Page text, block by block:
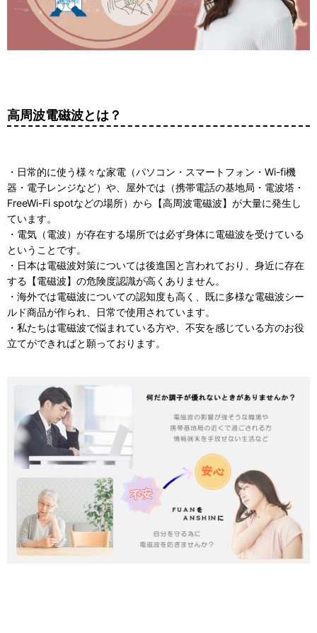
高周波電磁波とは？
・日常的に使う様々な家電（パソコン・スマートフォン・Wi-fi機
器・電子レンジなど）や、屋外では（携帯電話の基地局・電波塔・
FreeWi-Fi spotなどの場所）から【高周波電磁波】が大量に発生し
ています。
・電気（電波）が存在する場所では必ず身体に電磁波を受けている
ということです。
・日本は電磁波対策については後進国と言われており、身近に存在
する【電磁波】の危険度認識が高くありません。
・海外では電磁波についての認知度も高く、既に多様な電磁波シー
ルド商品が作られ、日常で使用されています。
・私たちは電磁波で悩まれている方や、不安を感じている方のお役
立てができればと願っております。